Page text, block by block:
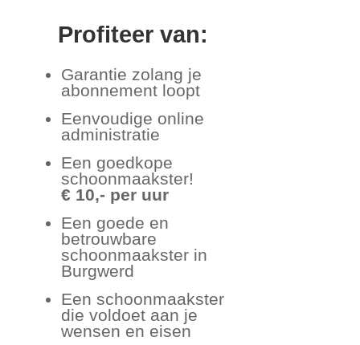
Profiteer van:
Garantie zolang je
abonnement loopt
Eenvoudige online
administratie
Een goedkope
schoonmaakster!
€ 10,- per uur
Een goede en
betrouwbare
schoonmaakster in
Burgwerd
Een schoonmaakster
die voldoet aan je
wensen en eisen